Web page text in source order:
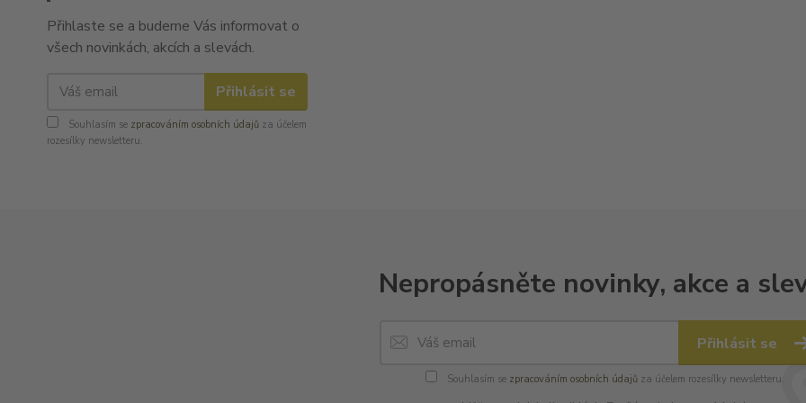
Přihlaste se a budeme Vás informovat o
všech novinkách, akcích a slevách.
Přihlásit se
Souhlasím se zpracováním osobních údajů za účelem
rozesílky newsletteru.
Nepropásněte novinky, akce a
Přihlásit se
Souhlasím se zpracováním osobních údajůza účelem rozesílky newsletteru.